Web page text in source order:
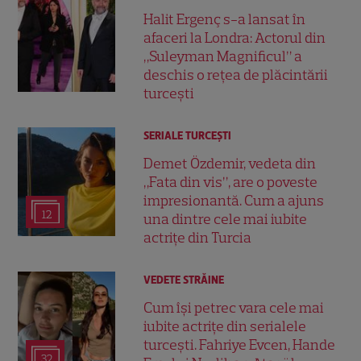
Halit Ergenç s-a lansat în
afaceri la Londra: Actorul din
„Suleyman Magnificul” a
deschis o rețea de plăcintării
turcești
12
SERIALE TURCEŞTI
Demet Özdemir, vedeta din
„Fata din vis”, are o poveste
impresionantă. Cum a ajuns
una dintre cele mai iubite
actrițe din Turcia
VEDETE STRĂINE
Cum își petrec vara cele mai
iubite actrițe din serialele
turcești. Fahriye Evcen, Hande